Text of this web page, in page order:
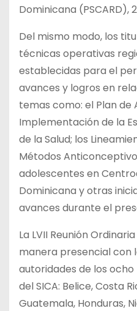
Dominicana (PSCARD),
Del mismo modo, los
técnicas operativas
establecidas para el
avances y logros en
temas como: el Plan de
Implementación de la
de la Salud; los
Métodos
adolescentes en
Dominicana y otras
avances durante el
La LVII Reunión
manera presencial con
autoridades de los
del SICA: Belice, Costa
Guatemala, Honduras,